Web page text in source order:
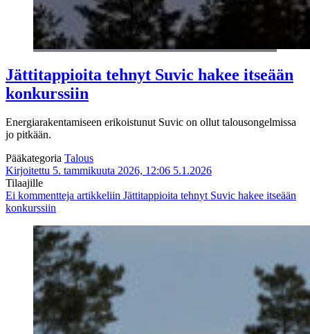
Jättitappioita tehnyt Suvic hakee itseään
konkurssiin
Energiarakentamiseen erikoistunut Suvic on ollut talousongelmissa
jo pitkään.
Pääkategoria Talous
Kirjoitettu 5. tammikuuta 2026, 12:06 5.1.2026
Tilaajille
Ei kommentteja artikkeliin Jättitappioita tehnyt Suvic hakee itseään
konkurssiin